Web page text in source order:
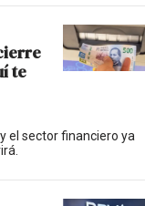
te
el sector financiero ya